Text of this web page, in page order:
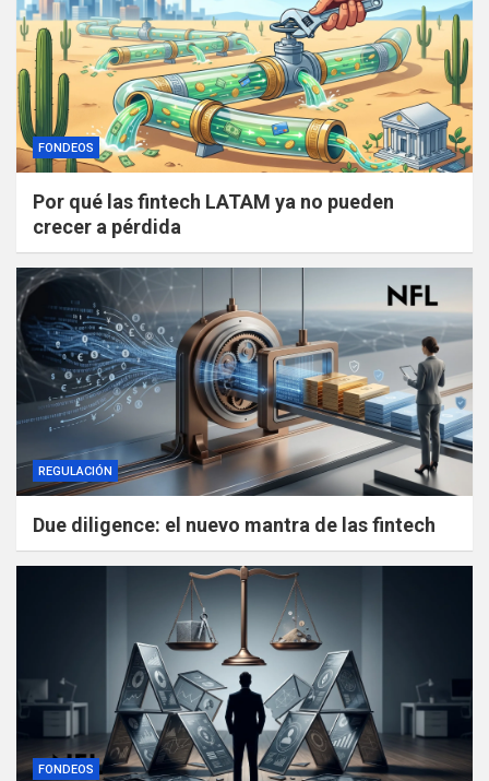
FONDEOS
Por qué las fintech LATAM ya no pueden
crecer a pérdida
REGULACIÓN
Due diligence: el nuevo mantra de las fintech
FONDEOS